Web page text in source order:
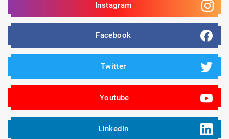
Instagram
Facebook
Twitter
Youtube
Linkedin